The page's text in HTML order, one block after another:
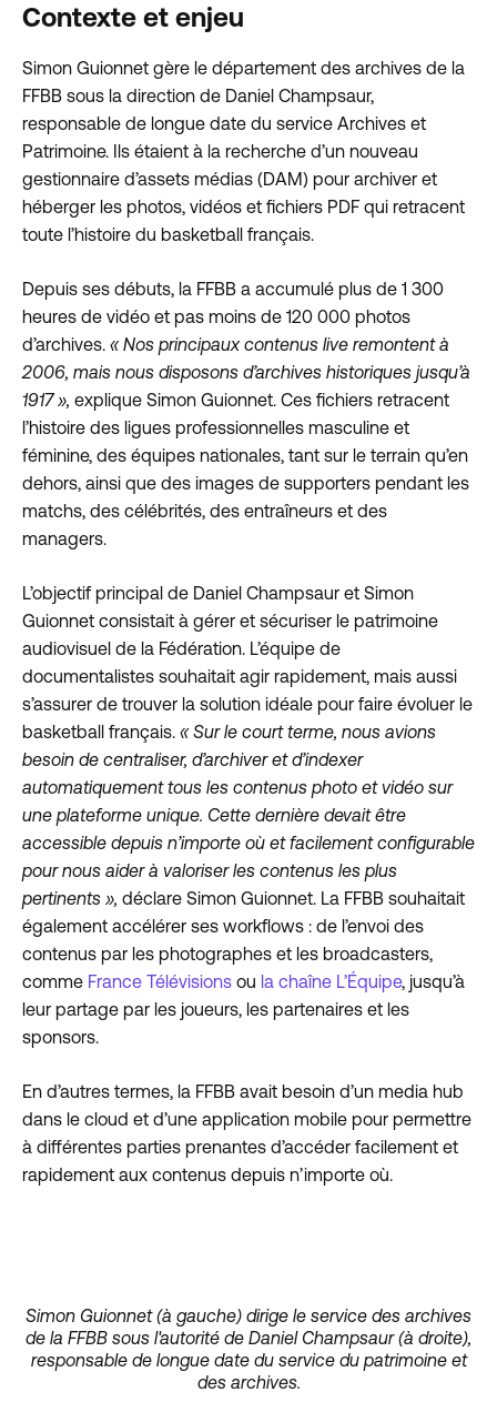
Contexte et enjeu
Simon Guionnet gère le département des archives de la
FFBB sous la direction de Daniel Champsaur,
responsable de longue date du service Archives et
Patrimoine. Ils étaient à la recherche d’un nouveau
gestionnaire d’assets médias (DAM) pour archiver et
héberger les photos, vidéos et fichiers PDF qui retracent
toute l’histoire du basketball français.
Depuis ses débuts, la FFBB a accumulé plus de 1 300
heures de vidéo et pas moins de 120 000 photos
d’archives. « Nos principaux contenus live remontent à
2006, mais nous disposons d’archives historiques jusqu’à
1917 », explique Simon Guionnet. Ces fichiers retracent
l’histoire des ligues professionnelles masculine et
féminine, des équipes nationales, tant sur le terrain qu’en
dehors, ainsi que des images de supporters pendant les
matchs, des célébrités, des entraîneurs et des
managers.
L’objectif principal de Daniel Champsaur et Simon
Guionnet consistait à gérer et sécuriser le patrimoine
audiovisuel de la Fédération. L’équipe de
documentalistes souhaitait agir rapidement, mais aussi
s’assurer de trouver la solution idéale pour faire évoluer le
basketball français. « Sur le court terme, nous avions
besoin de centraliser, d’archiver et d’indexer
automatiquement tous les contenus photo et vidéo sur
une plateforme unique. Cette dernière devait être
accessible depuis n’importe où et facilement configurable
pour nous aider à valoriser les contenus les plus
pertinents », déclare Simon Guionnet. La FFBB souhaitait
également accélérer ses workflows : de l’envoi des
contenus par les photographes et les broadcasters,
comme France Télévisions ou la chaîne L’Équipe, jusqu’à
leur partage par les joueurs, les partenaires et les
sponsors.
En d’autres termes, la FFBB avait besoin d’un media hub
dans le cloud et d’une application mobile pour permettre
à différentes parties prenantes d’accéder facilement et
rapidement aux contenus depuis n’importe où.
Simon Guionnet (à gauche) dirige le service des archives
de la FFBB sous l'autorité de Daniel Champsaur (à droite),
responsable de longue date du service du patrimoine et
des archives.